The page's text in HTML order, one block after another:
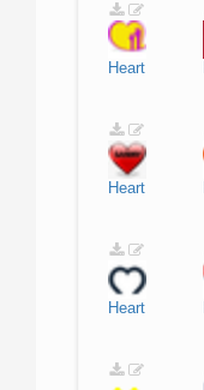
Heart
Heart
Heart